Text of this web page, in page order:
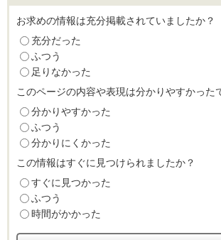
お求めの情報は充分掲載されていましたか？
充分だった
ふつう
足りなかった
このページの内容や表現は分かりやすかった
分かりやすかった
ふつう
分かりにくかった
この情報はすぐに見つけられましたか？
すぐに見つかった
ふつう
時間がかかった